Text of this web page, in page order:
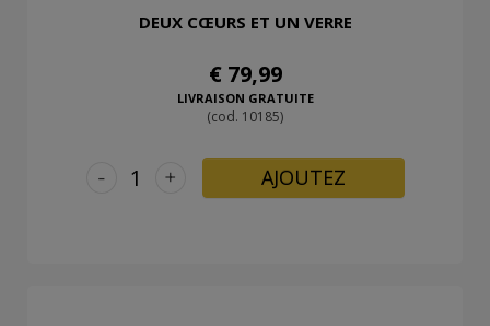
DEUX CŒURS ET UN VERRE
€ 79,99
LIVRAISON GRATUITE
(cod. 10185)
+
- AJOUTEZ